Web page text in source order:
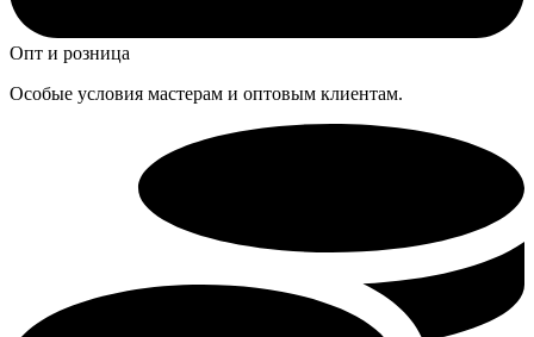
Опт и розница
Особые условия мастерам и оптовым клиентам.